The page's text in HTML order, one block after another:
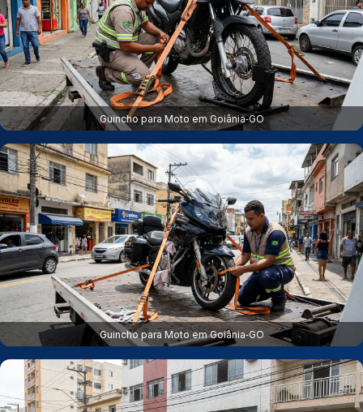
Guincho para Moto em Goiânia‑GO
Guincho para Moto em Goiânia‑GO